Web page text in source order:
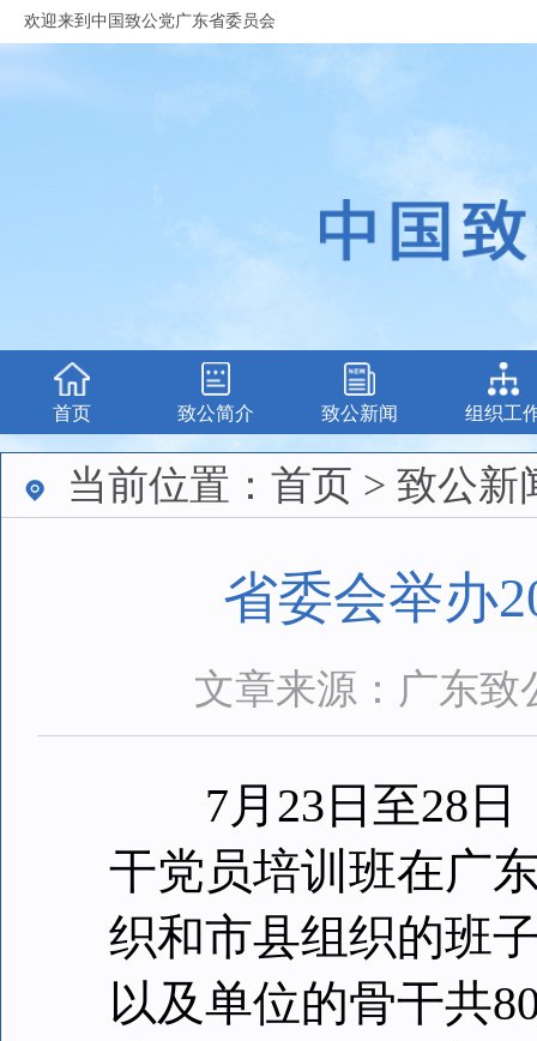
欢迎来到中国致公党广东省委员会
首页 致公简介 致公新闻 组织工
当前位置：首页 > 致公新
省委会举办
文章来源：广东致
7月23日至28日
干党员培训班在广
织和市县组织的班
以及单位的骨干共